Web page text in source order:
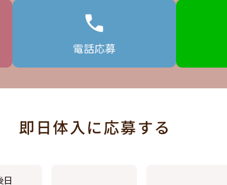
電話応募
即日体入に応募する